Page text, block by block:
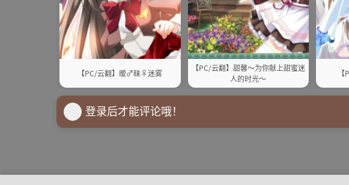
【PC/云翻】暧♂昧♀迷雾
【PC/云翻】甜馨～为你献上甜蜜迷
人的时光～
登录后才能评论哦！